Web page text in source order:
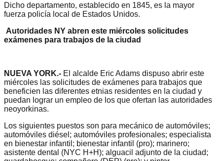
Dicho departamento, establecido en 1845, es la mayor
fuerza policía local de Estados Unidos.
Autoridades NY abren este miércoles solicitudes
exámenes para trabajos de la ciudad
NUEVA YORK.- El alcalde Eric Adams dispuso abrir este
miércoles las solicitudes de exámenes para trabajos que
beneficien las diferentes etnias residentes en la ciudad y
puedan lograr un empleo de los que ofertan las autoridades
neoyorkinas.
Los siguientes puestos son para mecánico de automóviles;
automóviles diésel; automóviles profesionales; especialista
en bienestar infantil; bienestar infantil (pro); marinero;
asistente dental (NYC H+H); alguacil adjunto de la ciudad;